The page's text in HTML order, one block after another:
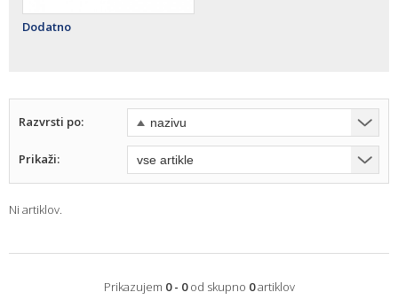
Dodatno
Razvrsti po:
Prikaži:
Ni artiklov.
Prikazujem 0 - 0od skupno 0artiklov